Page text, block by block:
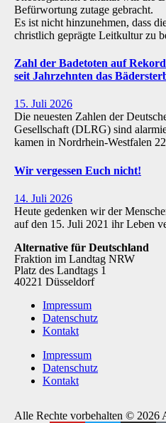
Befürwortung zutage gebracht.
Es ist nicht hinzunehmen, dass
christlich geprägte Leitkultur zu
Zahl der Badetoten auf
seit Jahrzehnten das
15. Juli 2026
Die neuesten Zahlen der
Gesellschaft (DLRG) sind
kamen in Nordrhein-Westfalen
Wir vergessen Euch nicht!
14. Juli 2026
Heute gedenken wir der
auf den 15. Juli 2021 ihr Leben
Alternative für Deutschland
Fraktion im Landtag NRW
Platz des Landtags 1
40221 Düsseldorf
Impressum
Datenschutz
Kontakt
Impressum
Datenschutz
Kontakt
Alle Rechte vorbehalten ©